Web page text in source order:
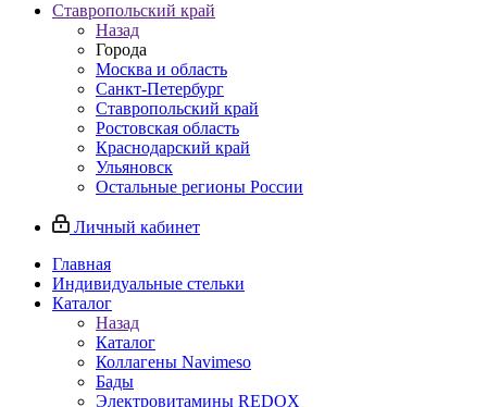
Ставропольский край
Назад
Города
Москва и область
Санкт-Петербург
Ставропольский край
Ростовская область
Краснодарский край
Ульяновск
Остальные регионы России
Личный кабинет
Главная
Индивидуальные стельки
Каталог
Назад
Каталог
Коллагены Navimeso
Бады
Электровитамины REDOX